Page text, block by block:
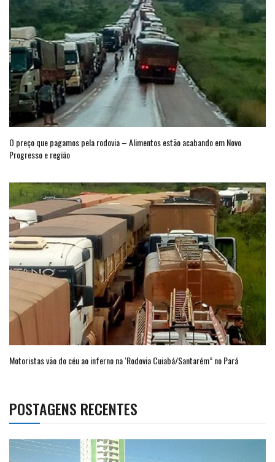
O preço que pagamos pela rodovia – Alimentos estão acabando em Novo
Progresso e região
Motoristas vão do céu ao inferno na ‘Rodovia Cuiabá/Santarém” no Pará
POSTAGENS RECENTES